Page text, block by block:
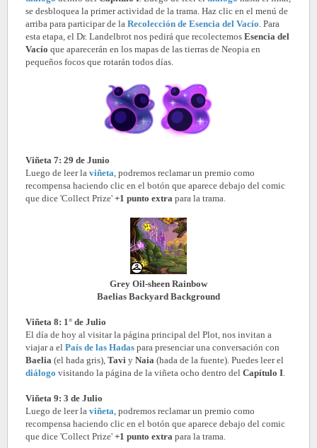
se desbloquea la primer actividad de la trama. Haz clic en el menú de
arriba para participar de la Recolección de Esencia del Vacío . Para
esta etapa, el Dr. Landelbrot nos pedirá que recolectemos Esencia del
Vacío que aparecerán en los mapas de las tierras de Neopia en
pequeños focos que rotarán todos días.
Viñeta 7: 29 de Junio
Luego de leer la viñeta , podremos reclamar un premio como
recompensa haciendo clic en el botón que aparece debajo del comic
que dice 'Collect Prize' +1 punto extra para la trama.
Grey Oil-sheen Rainbow
Baelias Backyard Background
Viñeta 8: 1° de Julio
El día de hoy al visitar la página principal del Plot, nos invitan a
viajar a el País de las Hadas para presenciar una conversación con
Baelia (el hada gris), Tavi y Naia (hada de la fuente). Puedes leer el
diálogo visitando la página de la viñeta ocho dentro del Capítulo I
Viñeta 9: 3 de Julio
Luego de leer la viñeta , podremos reclamar un premio como
recompensa haciendo clic en el botón que aparece debajo del comic
que dice 'Collect Prize' +1 punto extra para la trama.